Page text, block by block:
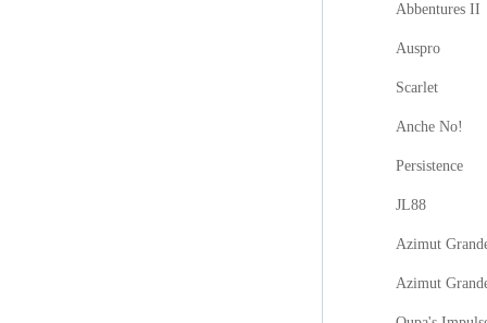
Abbentures II
Auspro
Scarlet
Anche No!
Persistence
JL88
Azimut
Azimut